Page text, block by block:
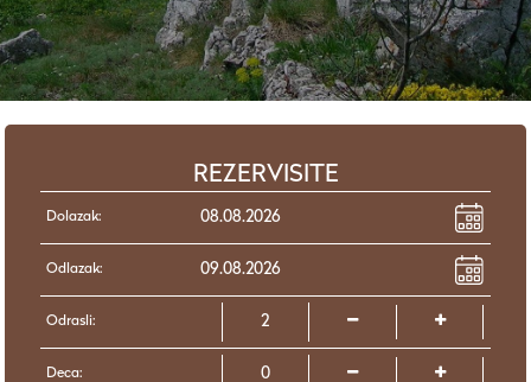
REZERVISITE
Dolazak:
Odlazak:
Odrasli:
Deca: